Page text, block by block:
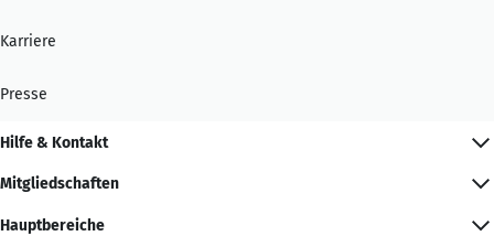
Karriere
Presse
Hilfe & Kontakt
Mitgliedschaften
Hauptbereiche